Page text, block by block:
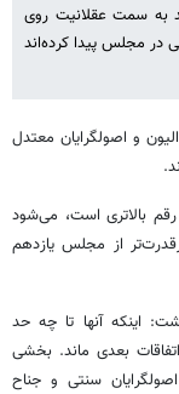
به سمت عقلانیت روی
در مجلس پیدا کرده‌اند
و اصولگرایان معتدل
بالاتری است، می‌شود
از مجلس یازدهم
اینکه آنها تا چه حد
اتفاقات بعدی ماند. بخشی
سنتی و جناح